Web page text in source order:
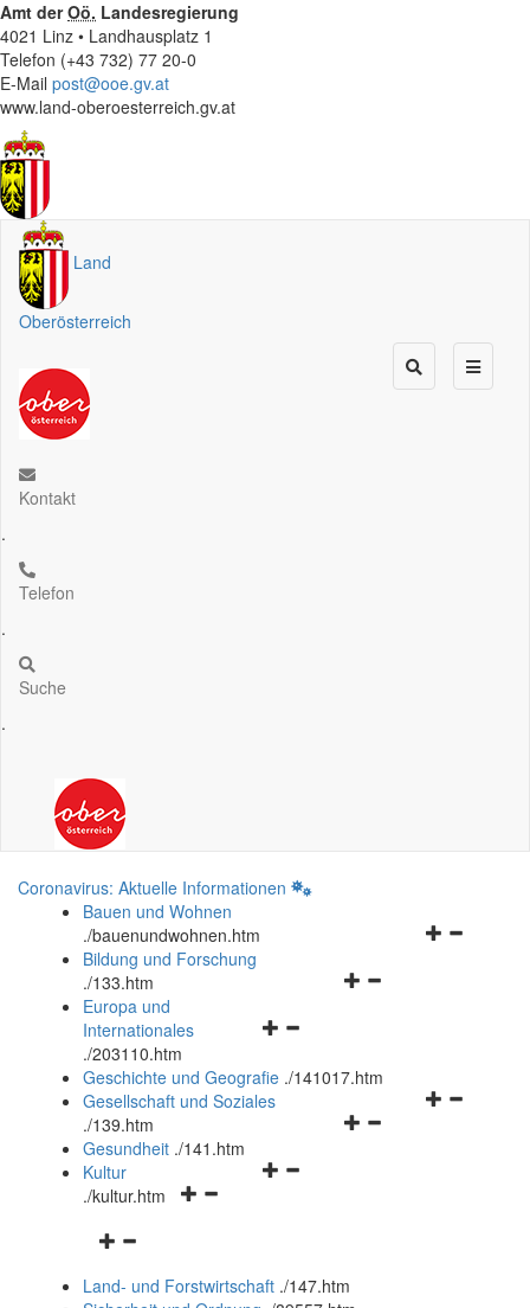
Amt derOö. Landesregierung
4021 Linz • Landhausplatz 1
Telefon (+43 732) 77 20-0
E-Mail post@ooe.gv.at
www.land-oberoesterreich.gv.at
Land
Oberösterreich
Kontakt
.
Telefon
.
Suche
.
Coronavirus: Aktuelle Informationen
Bauen und Wohnen
./bauenundwohnen.htm
Navigationsmenü
Bildung und Forschung
./133.htm
Navigationsmenü
und
schließen
Europa und
Internationales
./203110.htm
Geschichte und Geografie ./141017.htm
Navigationsmenü
Gesellschaft und Soziales
./139.htm
Navigationsmenü
Gesundheit ./141.htm
Navigationsmenü
Kultur
./kultur.htm
Navigationsmenü
und
Land- und Forstwirtschaft ./147.htm